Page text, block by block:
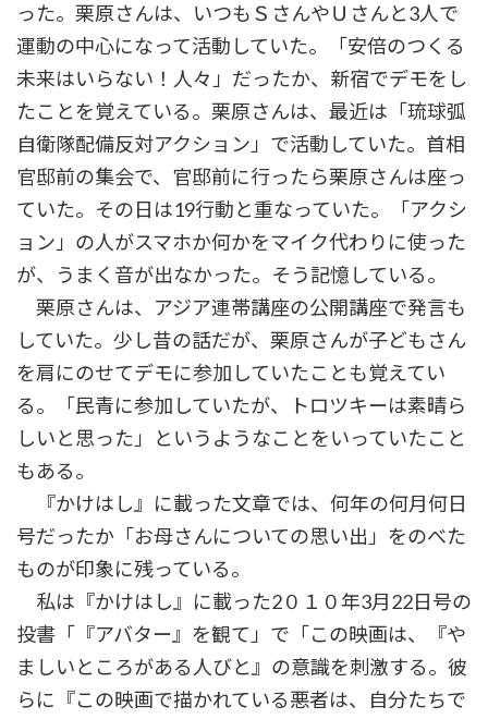
った。栗原さんは、いつもＳさんやＵさんと3人で
運動の中心になって活動していた。「安倍のつくる
未来はいらない！人々」だったか、新宿でデモをし
たことを覚えている。栗原さんは、最近は「琉球弧
自衛隊配備反対アクション」で活動していた。首相
官邸前の集会で、官邸前に行ったら栗原さんは座っ
ていた。その日は19行動と重なっていた。「アクシ
ョン」の人がスマホか何かをマイク代わりに使った
が、うまく音が出なかった。そう記憶している。
栗原さんは、アジア連帯講座の公開講座で発言も
していた。少し昔の話だが、栗原さんが子どもさん
を肩にのせてデモに参加していたことも覚えてい
る。「民青に参加していたが、トロツキーは素晴ら
しいと思った」というようなことをいっていたこと
もある。
『かけはし』に載った文章では、何年の何月何日
号だったか「お母さんについての思い出」をのべた
ものが印象に残っている。
私は『かけはし』に載った2０１０年3月22日号の
投書「『アバター』を観て」で「この映画は、『や
ましいところがある人びと』の意識を刺激する。彼
らに『この映画で描かれている悪者は、自分たちで